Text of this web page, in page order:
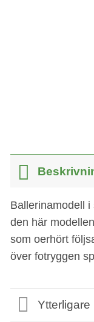
Ballerinamodell
den här
som oerhört
över fotryggen
Ytterligare